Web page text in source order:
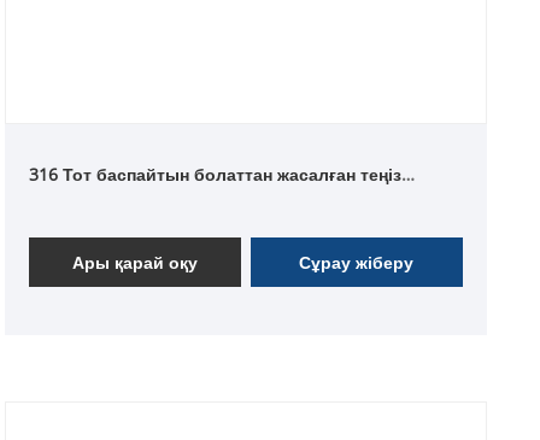
316 Тот баспайтын болаттан жасалған теңіз
Ары қарай оқу Сұрау жіберу